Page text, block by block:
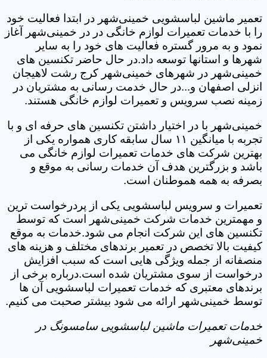
تعمیر ماشین لباسشویی خمینی‌شهر در ابتدا فعالیت خود
را با خدمات تعمیرات لوازم خانگی در در خمینی‌شهر آغاز
نمود و به مرور گستره فعالیت های خود را به سایر
شهرها و استانها توسعه داد.در حال حاضر تکنسین های
خمینی‌شهر در شهرهای خمینی‌شهر کرج رشت لاهیجان
انزلی اصفهان و...در حال خدمت رسانی به مشتریان در
زمینه نصب سرویس و تعمیرات لوازم خانگی هستند.
خمینی‌شهر با در اختیار داشتن تکنسین های حرفه ای و با
تجربه با میانگین ۱۱ سال سابقه کاری همواره یکی از
بهترین شرکت های خدمات تعمیرات لوازم خانگی می
باشد و بزرگترین هدف آن خدمات رسانی به موقع و
بصرفه به همه هموطنان است.
تعمیرات و سرویس لباسشویی یکی از پردرخواست ترین
و مهمترین خدمات شرکت خمینی‌شهر است که توسط
تکنسین های این شرکت انجام می شود.خدمات به موقع
کیفیت بالا تخصص در تعمیر برندهای مختلف و هزینه های
منصفانه از جمله ویژگی هایی است که سبب افزایش
درخواست از سوی مشتریان شده است.درباره برخی از
برندهای معتبری که خدمات تعمیرات لباسشویی آن ها
توسط خمینی‌شهر ارائه می شود بیشتر صحبت می کنیم.
خدمات تعمیرات ماشین لباسشویی سامسونگ در
خمینی‌شهر